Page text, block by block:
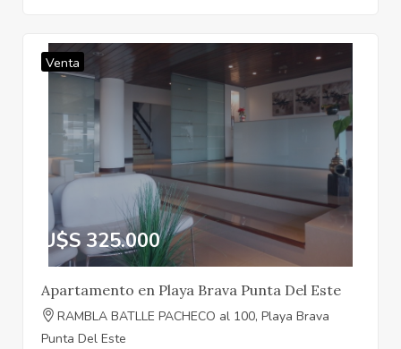
Venta
U$S 325.000
Apartamento en Playa Brava Punta Del Este
RAMBLA BATLLE PACHECO al 100, Playa Brava
Punta Del Este